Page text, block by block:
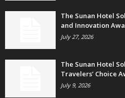
The Sunan Hotel
and Innovation
July 27, 2026
The Sunan Hotel
Travelers’ Choice
July 9, 2026